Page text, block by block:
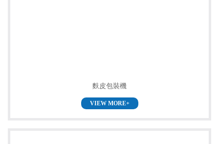
麩皮包裝機
VIEW MORE+